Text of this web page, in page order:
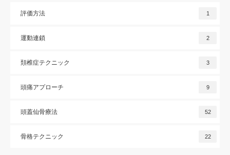
評価方法 1
運動連鎖 2
頚椎症テクニック 3
頭痛アプローチ 9
頭蓋仙骨療法 52
骨格テクニック 22